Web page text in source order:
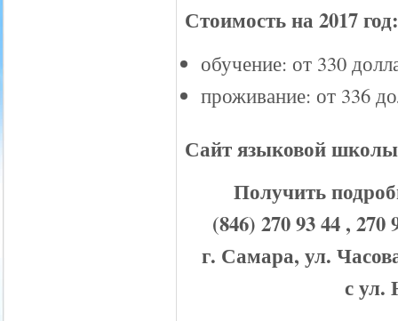
Стоимость на 2017 год:
обучение: от 330
проживание: от 336
Сайт языковой
Получить
(846) 270 93 44 ,
г. Самара, ул.
с ул.